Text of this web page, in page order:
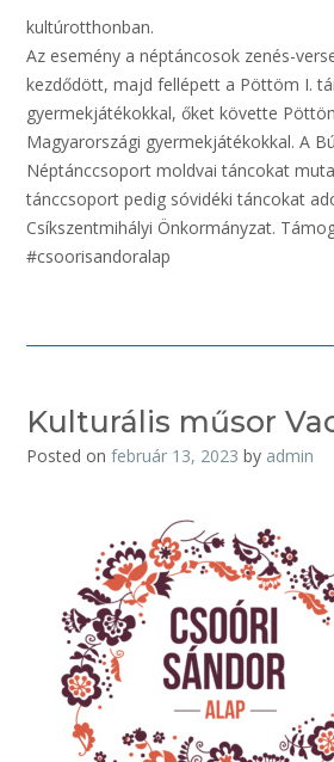
kultúrotthonban.
Az esemény a néptáncosok zenés-
kezdődött, majd fellépett a Pöttöm I.
gyermekjátékokkal, őket követte
Magyarországi gyermekjátékokkal. A
Néptánccsoport moldvai táncokat
tánccsoport pedig sóvidéki táncokat
Csíkszentmihályi Önkormányzat.
#csoorisandoralap
Kulturális műsor
Posted on február 13, 2023 by admin